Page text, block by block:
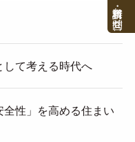
して考える時代へ
性」を高める住まい
資料請求・お問合せ